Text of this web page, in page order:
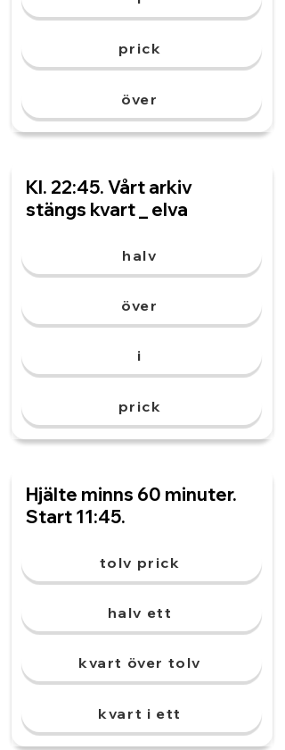
prick
över
Kl. 22:45. Vårt arkiv
stängs kvart _ elva
halv
över
i
prick
Hjälte minns 60 minuter.
Start 11:45.
tolv prick
halv ett
kvart över tolv
kvart i ett